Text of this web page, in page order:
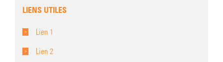
LIENS UTILES
Lien 1
Lien 2